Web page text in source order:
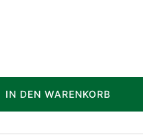
IN DEN WARENKORB